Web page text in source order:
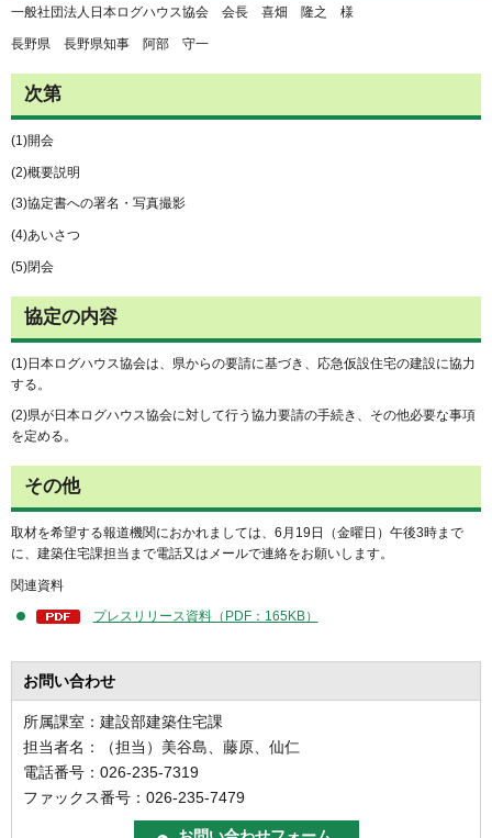
一般社団法人日本ログハウス協会 会長 喜畑 隆之 様
長野県 長野県知事 阿部 守一
次第
(1)開会
(2)概要説明
(3)協定書への署名・写真撮影
(4)あいさつ
(5)閉会
協定の内容
(1)日本ログハウス協会は、県からの要請に基づき、応急仮設住宅の建設に協力
する。
(2)県が日本ログハウス協会に対して行う協力要請の手続き、その他必要な事項
を定める。
その他
取材を希望する報道機関におかれましては、6月19日（金曜日）午後3時まで
に、建築住宅課担当まで電話又はメールで連絡をお願いします。
関連資料
プレスリリース資料（PDF：165KB）
お問い合わせ
所属課室：建設部建築住宅課
担当者名：（担当）美谷島、藤原、仙仁
電話番号：026-235-7319
ファックス番号：026-235-7479